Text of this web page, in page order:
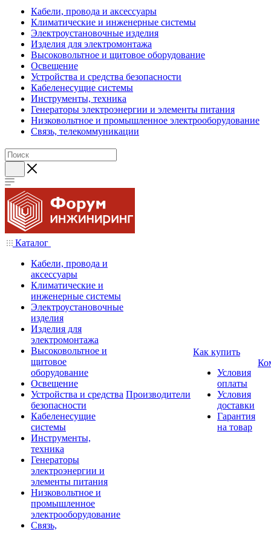
Кабели, провода и аксессуары
Климатические и инженерные системы
Электроустановочные изделия
Изделия для электромонтажа
Высоковольтное и щитовое оборудование
Освещение
Устройства и средства безопасности
Кабеленесущие системы
Инструменты, техника
Генераторы электроэнергии и элементы питания
Низковольтное и промышленное электрооборудование
Связь, телекоммуникации
Каталог
Кабели, провода и
аксессуары
Климатические и
инженерные системы
Электроустановочные
изделия
Изделия для
электромонтажа
Высоковольтное и
щитовое
оборудование
Освещение
Устройства и средства
безопасности
Кабеленесущие
системы
Инструменты,
техника
Генераторы
электроэнергии и
элементы питания
Низковольтное и
промышленное
электрооборудование
Связь,
Производители
Как купить
Условия
оплаты
Условия
доставки
Гарантия
на товар